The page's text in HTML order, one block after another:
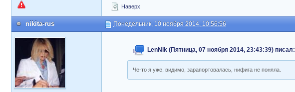
Наверх
nikita-rus Понедельник, 10 ноября 2014, 10:56:56
LenNik (Пятница, 07 ноября 2014, 23:43:39) писал:
Че-то я уже, видимо, зарапортовалась, нифига не поняла.